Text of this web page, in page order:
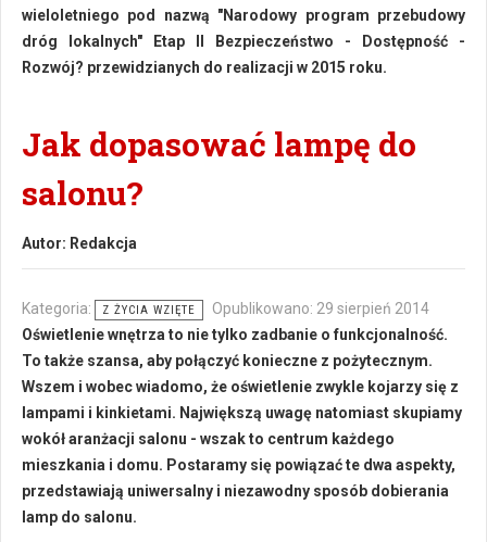
wieloletniego pod nazwą "Narodowy program przebudowy
dróg lokalnych" Etap II Bezpieczeństwo - Dostępność -
Rozwój? przewidzianych do realizacji w 2015 roku.
Jak dopasować lampę do
salonu?
Autor: Redakcja
Kategoria: Z ŻYCIA WZIĘTE
Opublikowano: 29 sierpień 2014
Oświetlenie wnętrza to nie tylko zadbanie o funkcjonalność.
To także szansa, aby połączyć konieczne z pożytecznym.
Wszem i wobec wiadomo, że oświetlenie zwykle kojarzy się z
lampami i kinkietami. Największą uwagę natomiast skupiamy
wokół aranżacji salonu - wszak to centrum każdego
mieszkania i domu. Postaramy się powiązać te dwa aspekty,
przedstawiają uniwersalny i niezawodny sposób dobierania
lamp do salonu.